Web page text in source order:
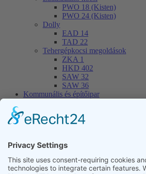
PWO 18 (Kisten)
PWO 24 (Kisten)
Dolly
EAD 14
TAD 22
Tehergépkocsi megoldások
ZKA 1
HKD 402
SAW 32
SAW 36
Kommunális és építőipar
MUP 20HP
MUP 30HP
Emelős pótkocsi
THL 20